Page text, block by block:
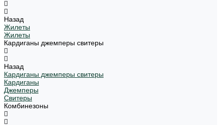
Назад
Жилеты
Жилеты
Кардиганы джемперы свитеры
Назад
Кардиганы джемперы свитеры
Кардиганы
Джемперы
Свитеры
Комбинезоны